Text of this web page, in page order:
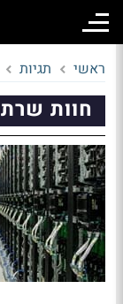
ראשי תגיות
חוות